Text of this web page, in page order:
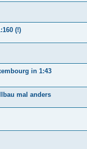
(!)
in 1:43
mal anders